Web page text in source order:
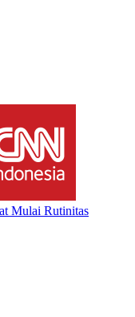
Mulai Rutinitas